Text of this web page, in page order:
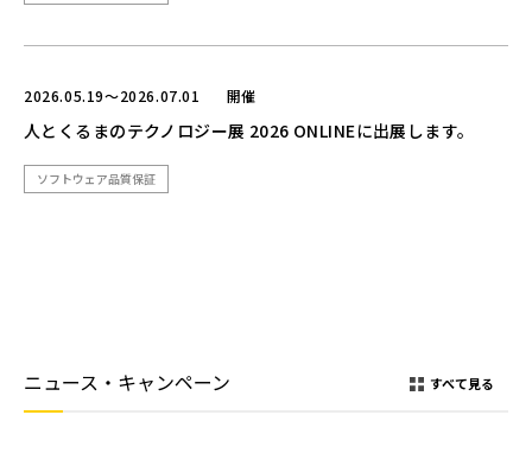
2026.05.19～2026.07.01 開催
人とくるまのテクノロジー展 2026 ONLINEに出展します。
ソフトウェア品質保証
ニュース・キャンペーン すべて見る